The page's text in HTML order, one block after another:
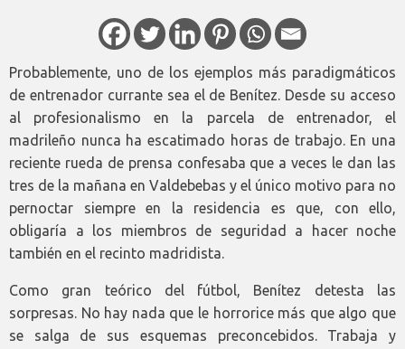
Probablemente, uno de los ejemplos más paradigmáticos
de entrenador currante sea el de Benítez. Desde su acceso
al profesionalismo en la parcela de entrenador, el
madrileño nunca ha escatimado horas de trabajo. En una
reciente rueda de prensa confesaba que a veces le dan las
tres de la mañana en Valdebebas y el único motivo para no
pernoctar siempre en la residencia es que, con ello,
obligaría a los miembros de seguridad a hacer noche
también en el recinto madridista.
Como gran teórico del fútbol, Benítez detesta las
sorpresas. No hay nada que le horrorice más que algo que
se salga de sus esquemas preconcebidos. Trabaja y